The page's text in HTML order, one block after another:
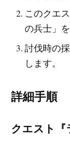
このクエ
の兵士」
討伐時の
します。
詳細手順
クエスト『